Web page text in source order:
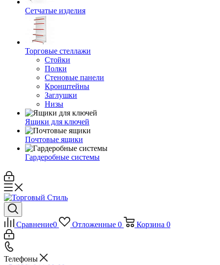
Сетчатые изделия
Торговые стеллажи
Стойки
Полки
Стеновые панели
Кронштейны
Заглушки
Низы
Ящики для ключей
Почтовые ящики
Гардеробные системы
Сравнение0 Отложенные 0 Корзина 0
Телефоны